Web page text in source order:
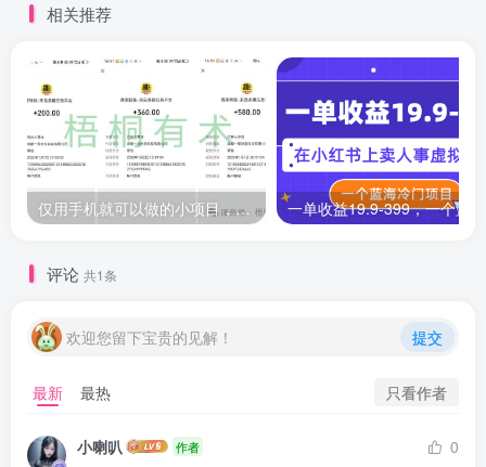
相关推荐
仅用手机就可以做的小项目，当天就能见钱，每天100-300
评论 共1条
欢迎您留下宝贵的见解！ 提交
最新 最热 只看作者
小喇叭 作者
0